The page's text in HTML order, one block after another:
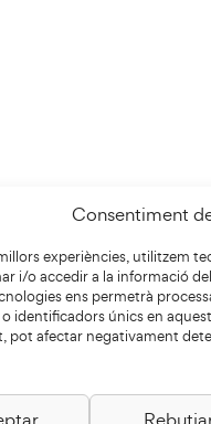
Consentiment
experiències, utilitzem
i/o accedir a la informació
ens permetrà
identificadors únics en
pot afectar negativament